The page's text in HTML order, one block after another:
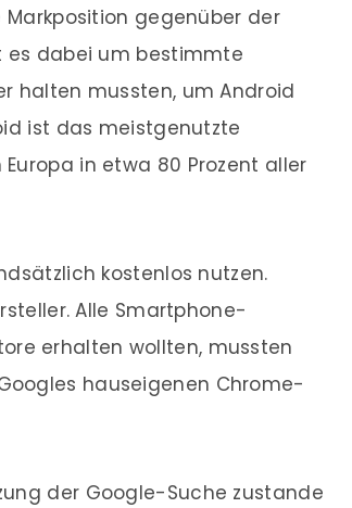
Markposition gegenüber der
es dabei um bestimmte
halten mussten, um Android
ist das meistgenutzte
in etwa 80 Prozent aller
kostenlos nutzen.
Alle Smartphone-
erhalten wollten, mussten
hauseigenen Chrome-
der Google-Suche zustande